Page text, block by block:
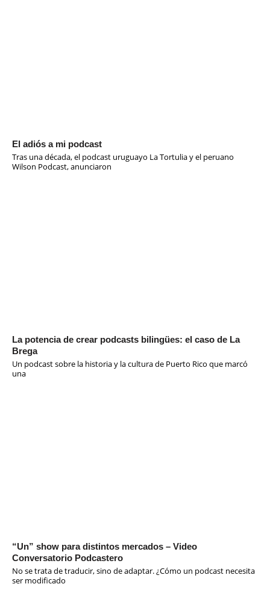
El adiós a mi podcast
Tras una década, el podcast uruguayo La Tortulia y el peruano
Wilson Podcast, anunciaron
La potencia de crear podcasts bilingües: el caso de La
Brega
Un podcast sobre la historia y la cultura de Puerto Rico que marcó
una
“Un” show para distintos mercados – Video
Conversatorio Podcastero
No se trata de traducir, sino de adaptar. ¿Cómo un podcast necesita
ser modificado